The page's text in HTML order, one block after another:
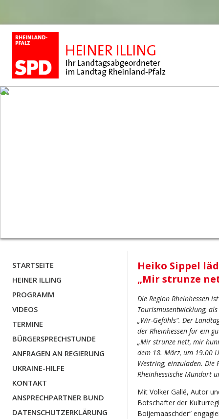
STARTSEITE
HEINER ILLING
PROGRAMM
VIDEOS
TERMINE
BÜRGERSPRECHSTUNDE
ANFRAGEN AN REGIERUNG
UKRAINE-HILFE
KONTAKT
ANSPRECHPARTNER BUND
DATENSCHUTZERKLÄRUNG
Heiko Sippel
„Mir strunze
Die Region Rheinhessen
Tourismusentwicklung,
„Wir-Gefühls“. Der
der Rheinhessen für ein
„Mir strunze nett, mir
dem 18. März, um 19.00
Westring, einzuladen.
Rheinhessische Mundart
Mit Volker Gallé, Autor
Botschafter der
Boijemaaschder“